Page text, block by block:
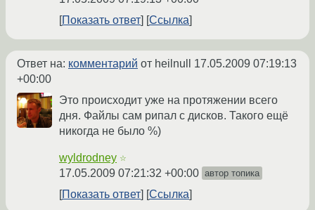
Показать ответ
Ссылка
Ответ на: комментарий от heilnull 17.05.2009 07:19:13
+00:00
Это происходит уже на протяжении всего
дня. Файлы сам рипал с дисков. Такого ещё
никогда не было %)
wyldrodney ☆
17.05.2009 07:21:32 +00:00 автор топика
Показать ответ Ссылка